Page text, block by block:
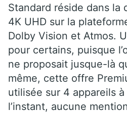
Standard réside dans la
4K UHD sur la
Dolby Vision et Atmos.
pour certains, puisque
ne proposait jusque-là
même, cette offre
utilisée sur 4 appareils
l’instant, aucune